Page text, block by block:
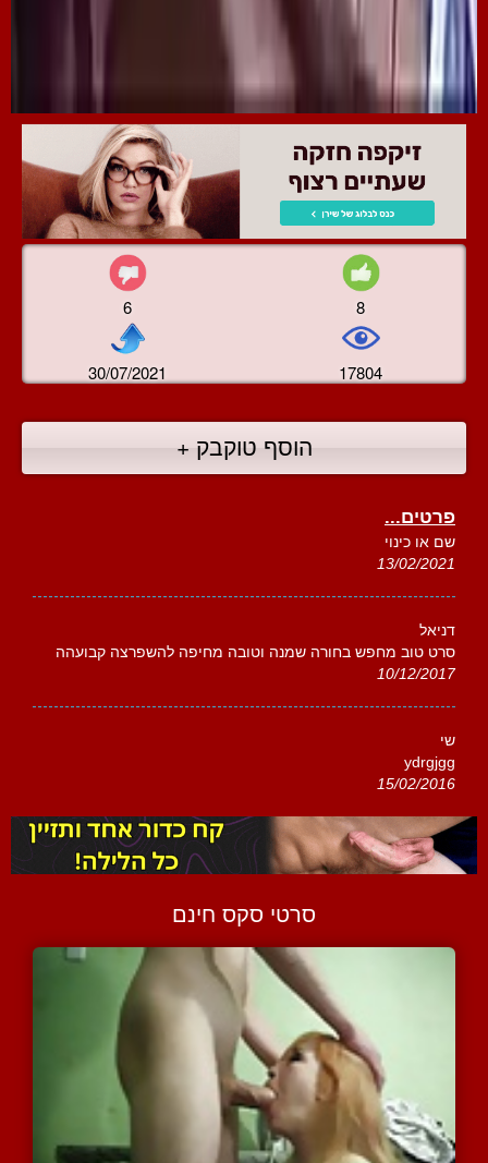
6 8
30/07/2021 17804
הוסף טוקבק +
פרטים...
שם או כינוי
13/02/2021
דניאל
סרט טוב מחפש בחורה שמנה וטובה מחיפה להשפרצה קבועהה
10/12/2017
שי
ydrgjgg
15/02/2016
סרטי סקס חינם